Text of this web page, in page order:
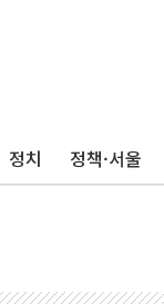
정치 정책·서울